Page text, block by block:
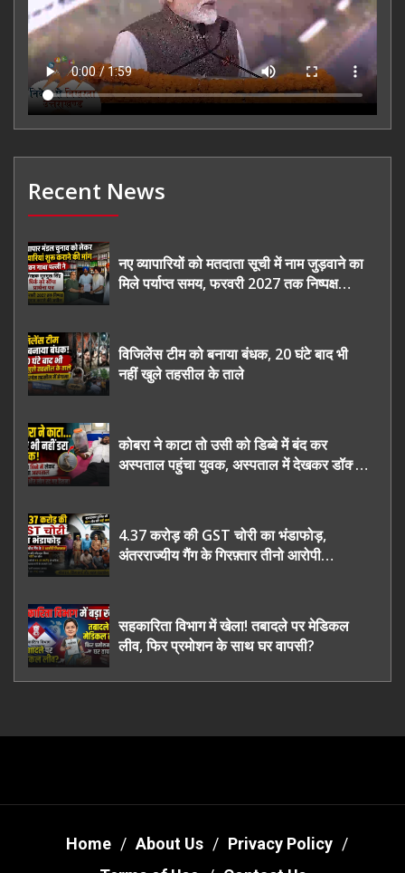
Recent News
नए व्यापारियों को मतदाता सूची में नाम जुड़वाने का
मिले पर्याप्त समय, फरवरी 2027 तक निष्पक्ष
विजिलेंस टीम को बनाया बंधक, 20 घंटे बाद भी
नहीं खुले तहसील के ताले
कोबरा ने काटा तो उसी को डिब्बे में बंद कर
अस्पताल पहुंचा युवक, अस्पताल में देखकर डॉक्टर
4.37 करोड़ की GST चोरी का भंडाफोड़,
अंतरराज्यीय गैंग के गिरफ़्तार तीनो आरोपी
सहकारिता विभाग में खेला! तबादले पर मेडिकल
लीव, फिर प्रमोशन के साथ घर वापसी?
Home About Us
Privacy Policy